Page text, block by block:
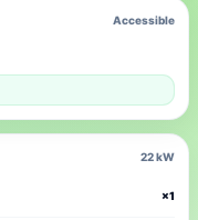
22 kW
×1
Accessible